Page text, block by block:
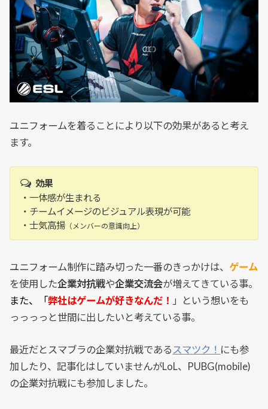
ユニフォームを着ることにより以下の効果があると考え
ます。
効果
・一体感が生まれる
・チームイメージのビジュアル表現が可能
・士気高揚 （メンバーの意識向上）
ユニフォーム制作に踏み切った一番のきっかけは、ゲーム
を使用した企業対抗戦や企業交流会が増えてきている事。
また、「弊社はゲームが好きなんだ！ 」という想いをも
っっっっと世間に出したいと考えている事。
最近だとスマブラの企業対抗戦である スマツク！ にも参
加したり、記事化はしていませんがLoL、PUBG(mobile)
の企業対抗戦にも参加しました。